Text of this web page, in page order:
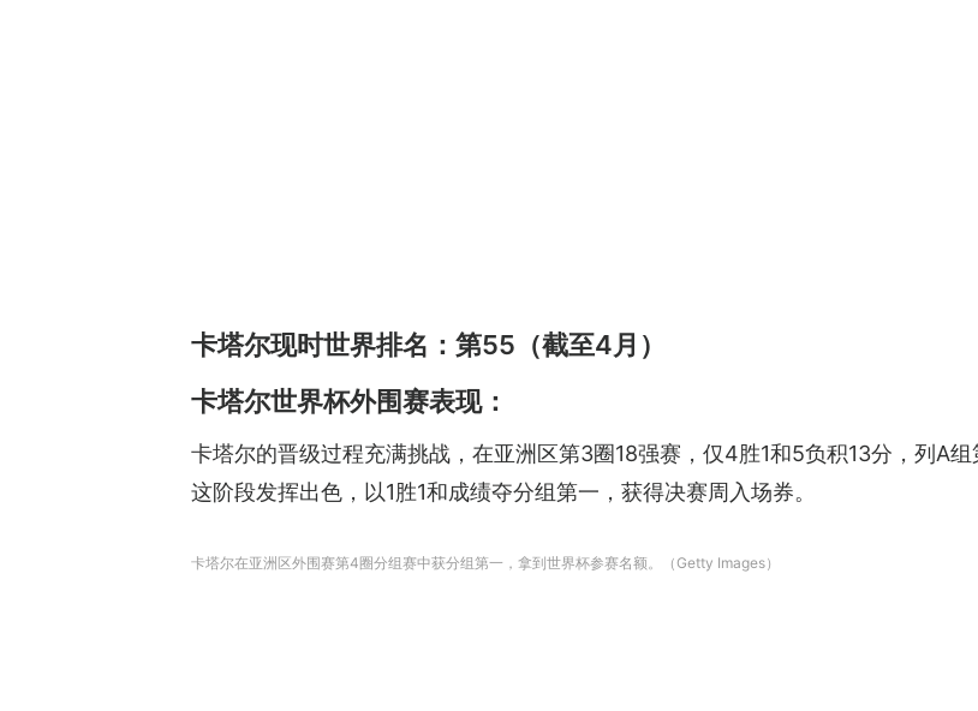
卡塔尔现时世界排名：第55（截至4月）
卡塔尔世界杯外围赛表现：
卡塔尔的晋级过程充满挑战，在亚洲区第3圈18强赛，仅4胜1和5负积13分，列A
这阶段发挥出色，以1胜1和成绩夺分组第一，获得决赛周入场券。
卡塔尔在亚洲区外围赛第4圈分组赛中获分组第一，拿到世界杯参赛名额。（Getty Images）